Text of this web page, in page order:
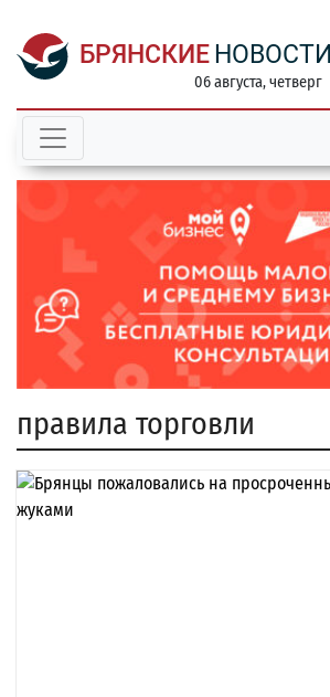
БРЯНСКИЕ НОВОСТИ
06 августа, четверг
правила торговли